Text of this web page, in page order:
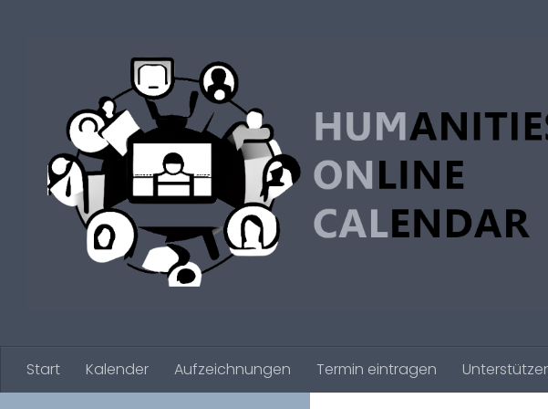
Start Kalender Aufzeichnungen Termin eintragen